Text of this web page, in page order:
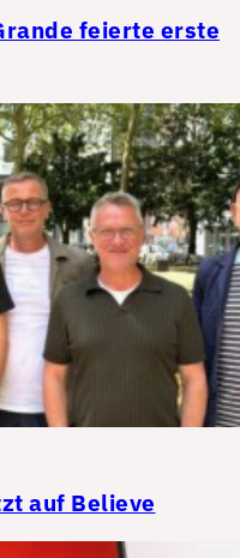
feierte erste
auf Believe